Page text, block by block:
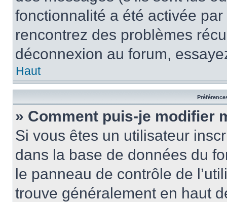
fonctionnalité a été activée
rencontrez des problèmes
déconnexion au forum,
Haut
» Comment puis-je modifier
Si vous êtes un utilisateur
dans la base de données du
le panneau de contrôle de
trouve généralement en haut